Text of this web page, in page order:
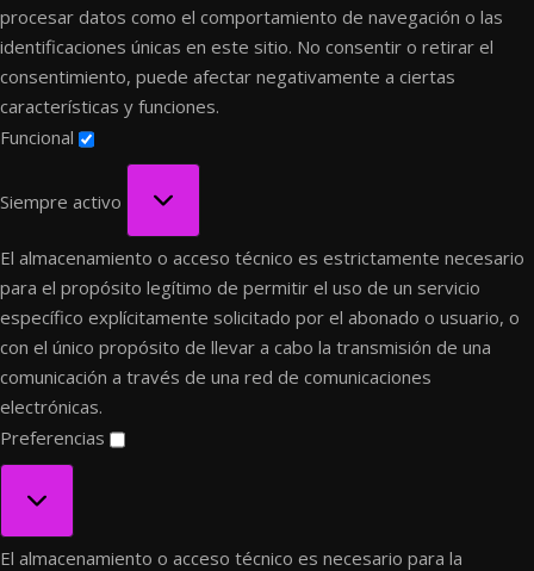
procesar datos como el comportamiento de navegación o las
identificaciones únicas en este sitio. No consentir o retirar el
consentimiento, puede afectar negativamente a ciertas
características y funciones.
Funcional
Siempre activo
El almacenamiento o acceso técnico es estrictamente necesario
para el propósito legítimo de permitir el uso de un servicio
específico explícitamente solicitado por el abonado o usuario, o
con el único propósito de llevar a cabo la transmisión de una
comunicación a través de una red de comunicaciones
electrónicas.
Preferencias
Preferencias
El almacenamiento o acceso técnico es necesario para la